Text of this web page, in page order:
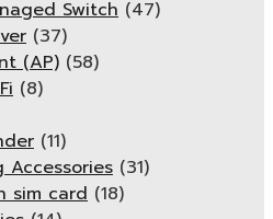
Switch (47)
(37)
(AP) (58)
(8)
(11)
Accessories (31)
sim card (18)